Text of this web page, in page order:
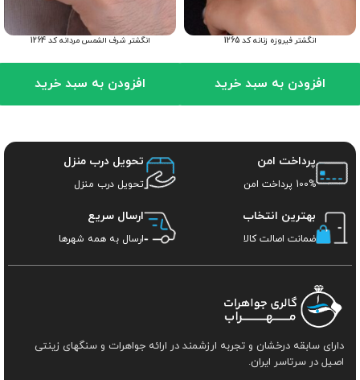
انگشتر فیروزه زنانه کد 1265
افزودن به سبد خرید
انگشتر شرف الشمس مردانه کد 1264
افزودن به سبد خرید
پرداخت امن
100% پرداخت امن
تحویل درب منزل
تحویل درب منزل
بهترین انتخاب
ضمانت اصالت کالا
ارسال سریع
ارسال به همه شهرها
دارای سابقه درخشان و تجربه ارزشمند در ارائه جواهرات و سنگهای زینتی
اصیل در سرتاسر ایران.